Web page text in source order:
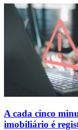
A cada cinco
imobiliário é